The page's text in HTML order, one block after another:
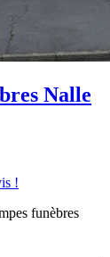
Nalle
!
funèbres